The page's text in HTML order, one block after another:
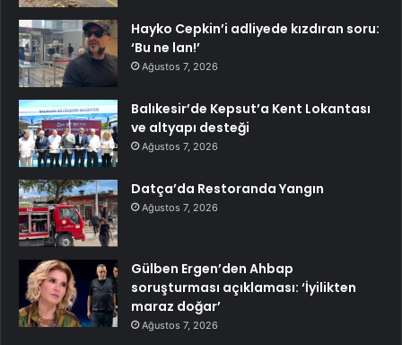
Hayko Cepkin’i adliyede kızdıran soru:
‘Bu ne lan!’
Ağustos 7, 2026
Balıkesir’de Kepsut’a Kent Lokantası
ve altyapı desteği
Ağustos 7, 2026
Datça’da Restoranda Yangın
Ağustos 7, 2026
Gülben Ergen’den Ahbap
soruşturması açıklaması: ‘İyilikten
maraz doğar’
Ağustos 7, 2026